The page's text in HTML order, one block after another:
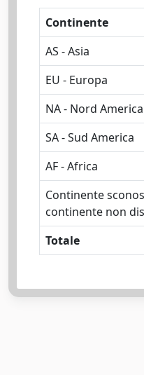
Continente
AS - Asia
EU - Europa
NA - Nord America
SA - Sud America
AF - Africa
Continente
continente non
Totale